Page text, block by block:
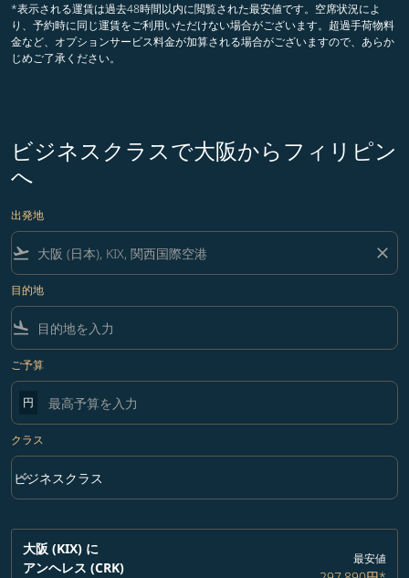
*表示される運賃は過去48時間以内に閲覧された最安値です。空席状況によ
り、予約時に同じ運賃をご利用いただけない場合がございます。超過手荷物料
金など、オプションサービス料金が加算される場合がございますので、あらか
じめご了承ください。
ビジネスクラスで大阪からフィリピン
へ
出発地
flight_takeoff close
目的地
flight_land
ご予算
円
クラス
クラス option ビジネスクラス Selected
ビジネスクラス
keyboard_arrow_down
大阪 (KIX) に
アンヘレス (CRK)
最安値